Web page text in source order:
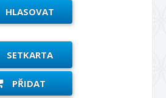
SETKARTA
PŘIDAT